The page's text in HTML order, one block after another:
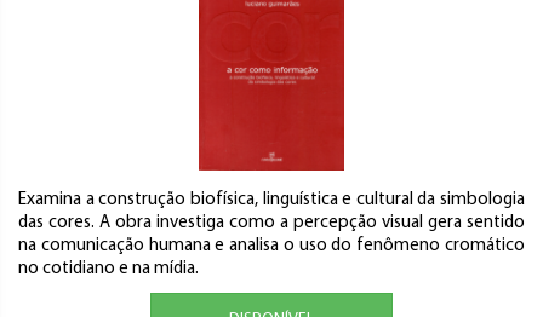
Examina a construção biofísica, linguística e cultural da simbologia
das cores. A obra investiga como a percepção visual gera sentido
na comunicação humana e analisa o uso do fenômeno cromático
no cotidiano e na mídia.